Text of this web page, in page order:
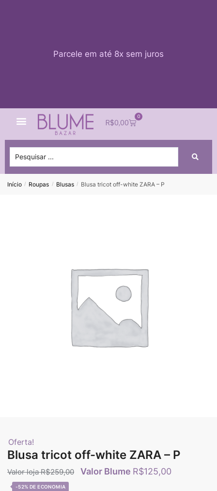
Parcele em até 8x sem juros
R$0,00
0
Início / Roupas / Blusas / Blusa tricot off-white ZARA – P
Oferta!
Blusa tricot off-white ZARA – P
R$259,00 R$125,00
-52%